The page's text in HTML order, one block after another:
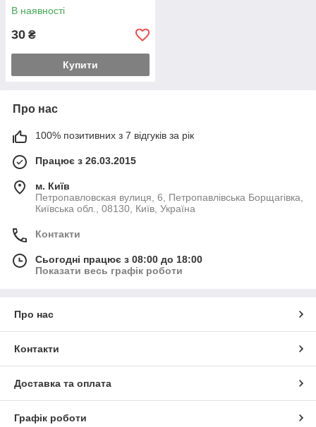
В наявності
30 ₴
Купити
Про нас
100% позитивних з 7 відгуків за рік
Працює з 26.03.2015
м. Київ
Петропавловская вулиця, 6, Петропавлівська Борщагівка,
Київська обл., 08130, Київ, Україна
Контакти
Сьогодні працює з 08:00 до 18:00
Показати весь графік роботи
Про нас
Контакти
Доставка та оплата
Графік роботи